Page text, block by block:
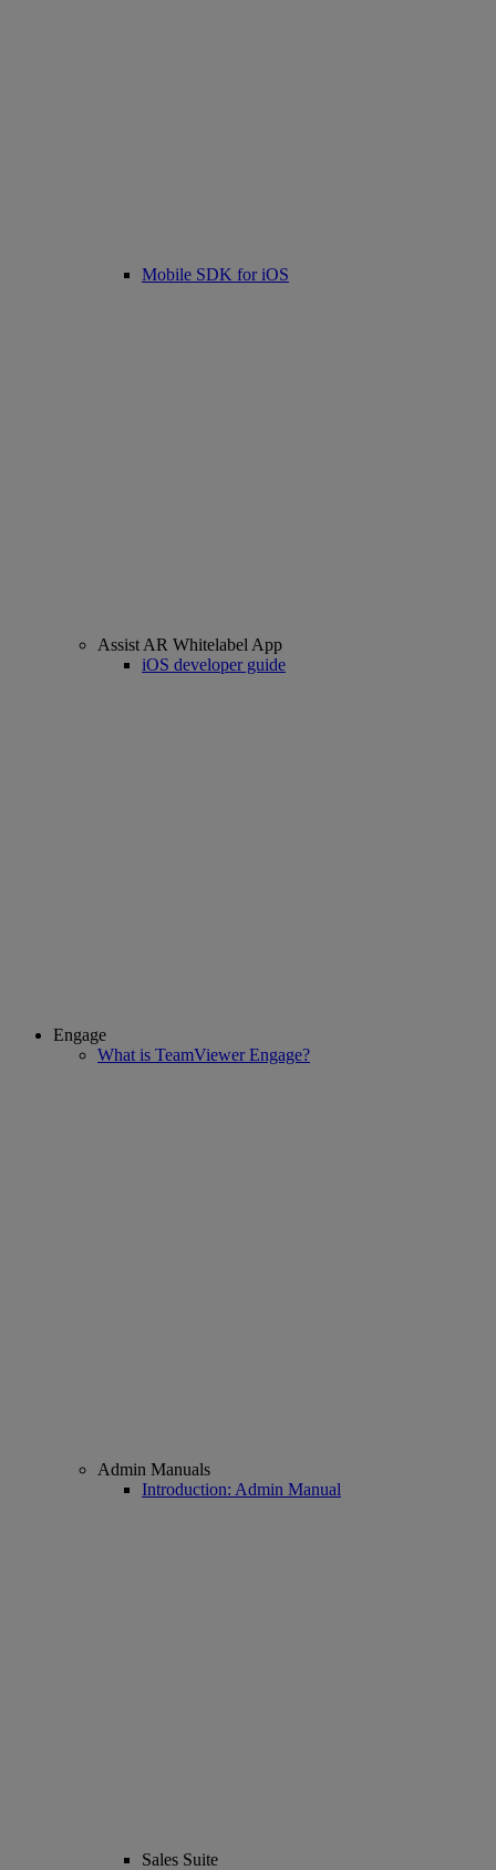
Mobile SDK for iOS
Assist AR Whitelabel App
iOS developer guide
Engage
What is TeamViewer Engage?
Admin Manuals
Introduction: Admin Manual
Sales Suite